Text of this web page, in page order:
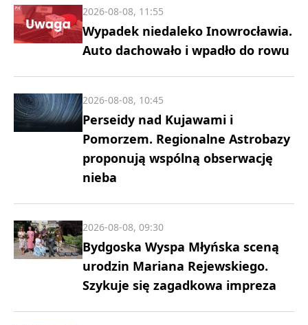
Wypadek niedaleko Inowrocławia.
Auto dachowało i wpadło do rowu
2026-08-08, 11:55
Perseidy nad Kujawami i
Pomorzem. Regionalne Astrobazy
proponują wspólną obserwację
nieba
2026-08-08, 10:45
Bydgoska Wyspa Młyńska sceną
urodzin Mariana Rejewskiego.
Szykuje się zagadkowa impreza
2026-08-08, 09:30